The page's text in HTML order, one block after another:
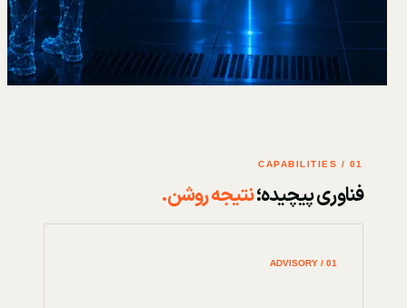
01 / CAPABILITIES
فناوری پیچیده؛نتیجه روشن.
01 / ADVISORY